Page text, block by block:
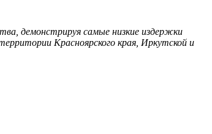
демонстрируя самые низкие издержки
Красноярского края, Иркутской и